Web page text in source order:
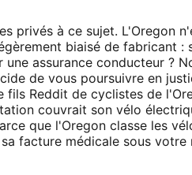
privés à ce sujet. L'Oregon
biaisé de fabricant :
assurance conducteur ?
de vous poursuivre en
Reddit de cyclistes de
couvrait son vélo
que l'Oregon classe les
facture médicale sous votre